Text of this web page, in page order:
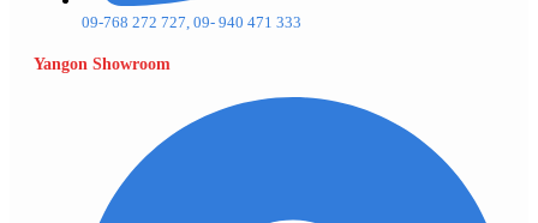
09-768 272 727, 09- 940 471 333
Yangon Showroom